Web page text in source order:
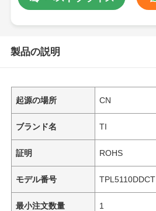
製品の説明
起源の場所 CN
ブランド名 TI
証明 ROHS
モデル番号 TPL5110DDCT
最小注文数量 1